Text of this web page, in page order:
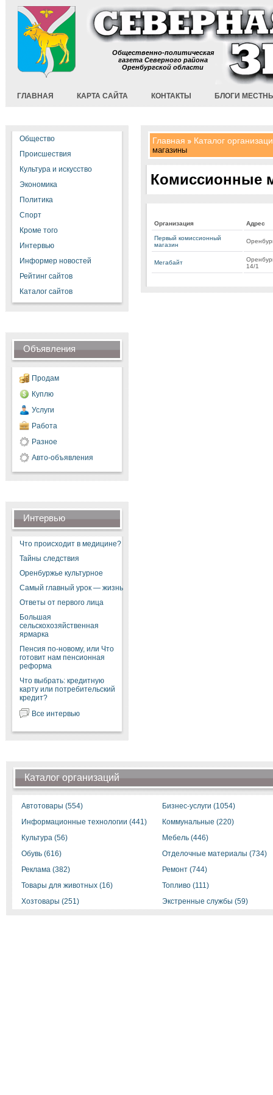
Общественно-политическая
газета Северного района
Оренбургской области
ГЛАВНАЯ КАРТА САЙТА КОНТАКТЫ БЛОГИ
Общество
Происшествия
Культура и искусство
Экономика
Политика
Спорт
Кроме того
Интервью
Информер новостей
Рейтинг сайтов
Каталог сайтов
Объявления
Продам
Куплю
Услуги
Работа
Разное
Авто-объявления
Интервью
Что происходит в медицине?
Тайны следствия
Оренбуржье культурное
Самый главный урок — жизнь
Ответы от первого лица
Большая
сельскохозяйственная
ярмарка
Пенсия по-новому, или Что
готовит нам пенсионная
реформа
Что выбрать: кредитную
карту или потребительский
кредит?
Все интервью
Главная Каталог
магазины
Комиссионные
Организация Адрес
Первый комиссионный
магазин
Мегабайт
14/1
Каталог организаций
Автотовары (554)
Бизнес-услуги (1054)
Информационные технологии (441)
Коммунальные (220)
Культура (56)
Мебель (446)
Обувь (616)
Отделочные материалы (734)
Реклама (382)
Ремонт (744)
Товары для животных (16)
Топливо (111)
Хозтовары (251)
Экстренные службы (59)